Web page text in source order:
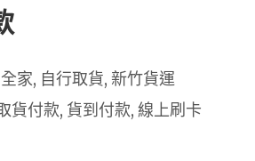
家, 自行取貨, 新竹貨運
貨付款, 貨到付款, 線上刷卡